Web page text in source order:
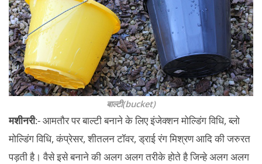
बाल्टी(bucket)
मशीनरी:- आमतौर पर बाल्टी बनाने के लिए इंजेक्शन मोल्डिंग विधि, ब्लो
मोल्डिंग विधि, कंप्रेसर, शीतलन टॉवर, ड्राई रंग मिश्रण आदि की जरुरत
पड़ती है। वैसे इसे बनाने की अलग अलग तरीके होते है जिन्हे अलग अलग